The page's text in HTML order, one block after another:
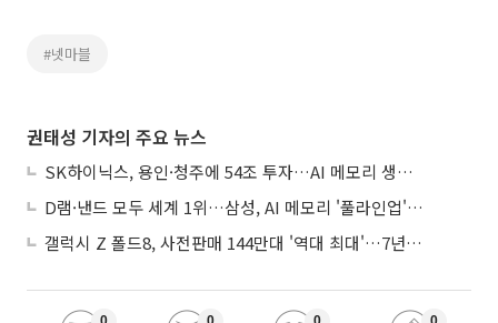
#넷마블
권태성 기자의 주요 뉴스
SK하이닉스, 용인·청주에 54조 투자…AI 메모리 생산기지 키운다
D램·낸드 모두 세계 1위…삼성, AI 메모리 '풀라인업'으로 승부
갤럭시 Z 폴드8, 사전판매 144만대 '역대 최대'…7년만에 갤노트10 기록 넘어